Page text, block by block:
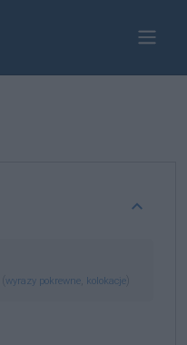
wyrazy pokrewne kolokacje